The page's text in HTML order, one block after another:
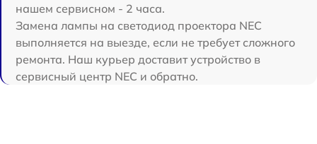
нашем сервисном - 2 часа.
Замена лампы на светодиод проектора NEC
выполняется на выезде, если не требует сложного
ремонта. Наш курьер доставит устройство в
сервисный центр NEC и обратно.